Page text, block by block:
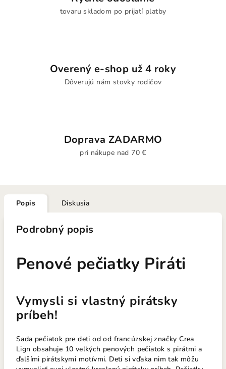
tovaru skladom po prijatí platby
Overený e-shop už 4 roky
Dôverujú nám stovky rodičov
Doprava ZADARMO
pri nákupe nad 70 €
Popis Diskusia
Podrobný popis
Penové pečiatky Piráti
Vymysli si vlastný pirátsky
príbeh!
Sada pečiatok pre deti od od francúzskej značky Crea
Lign obsahuje 10 veľkých penových pečiatok s pirátmi a
ďalšími pirátskymi motívmi. Deti si vďaka nim tak môžu